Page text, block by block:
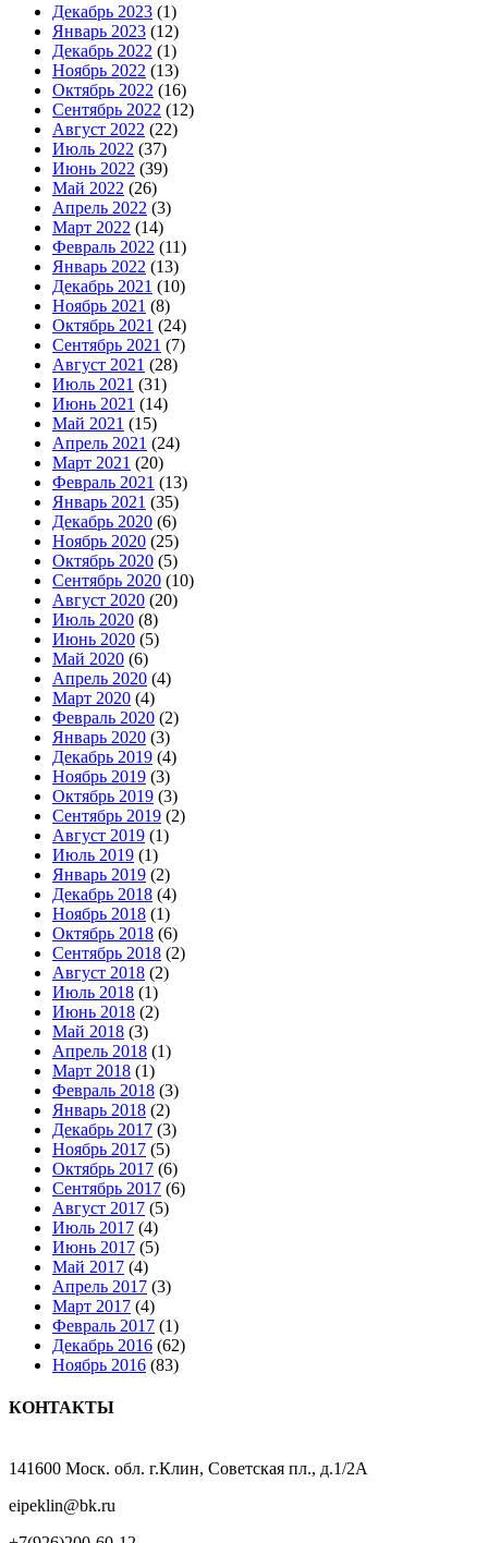
Декабрь 2023 (1)
Январь 2023 (12)
Декабрь 2022 (1)
Ноябрь 2022 (13)
Октябрь 2022 (16)
Сентябрь 2022 (12)
Август 2022 (22)
Июль 2022 (37)
Июнь 2022 (39)
Май 2022 (26)
Апрель 2022 (3)
Март 2022 (14)
Февраль 2022 (11)
Январь 2022 (13)
Декабрь 2021 (10)
Ноябрь 2021 (8)
Октябрь 2021 (24)
Сентябрь 2021 (7)
Август 2021 (28)
Июль 2021 (31)
Июнь 2021 (14)
Май 2021 (15)
Апрель 2021 (24)
Март 2021 (20)
Февраль 2021 (13)
Январь 2021 (35)
Декабрь 2020 (6)
Ноябрь 2020 (25)
Октябрь 2020 (5)
Сентябрь 2020 (10)
Август 2020 (20)
Июль 2020 (8)
Июнь 2020 (5)
Май 2020 (6)
Апрель 2020 (4)
Март 2020 (4)
Февраль 2020 (2)
Январь 2020 (3)
Декабрь 2019 (4)
Ноябрь 2019 (3)
Октябрь 2019 (3)
Сентябрь 2019 (2)
Август 2019 (1)
Июль 2019 (1)
Январь 2019 (2)
Декабрь 2018 (4)
Ноябрь 2018 (1)
Октябрь 2018 (6)
Сентябрь 2018 (2)
Август 2018 (2)
Июль 2018 (1)
Июнь 2018 (2)
Май 2018 (3)
Апрель 2018 (1)
Март 2018 (1)
Февраль 2018 (3)
Январь 2018 (2)
Декабрь 2017 (3)
Ноябрь 2017 (5)
Октябрь 2017 (6)
Сентябрь 2017 (6)
Август 2017 (5)
Июль 2017 (4)
Июнь 2017 (5)
Май 2017 (4)
Апрель 2017 (3)
Март 2017 (4)
Февраль 2017 (1)
Декабрь 2016 (62)
Ноябрь 2016 (83)
КОНТАКТЫ
141600 Моск. обл. г.Клин, Советская пл., д.1/2А
eipeklin@bk.ru